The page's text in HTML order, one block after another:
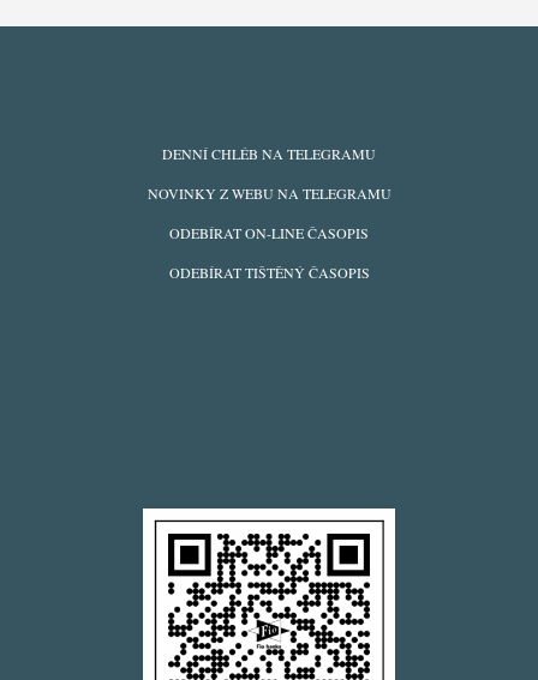
DENNÍ CHLÉB NA TELEGRAMU
NOVINKY Z WEBU NA TELEGRAMU
ODEBÍRAT ON-LINE ČASOPIS
ODEBÍRAT TIŠTĚNÝ ČASOPIS